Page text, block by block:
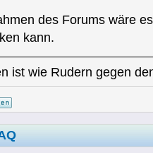
des Forums wäre
kann.
ist wie Rudern gegen